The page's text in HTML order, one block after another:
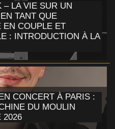
– LA VIE SUR UN
TANT QUE
EN COUPLE ET
: INTRODUCTION À LA
CONCERT À PARIS :
DU MOULIN
2026